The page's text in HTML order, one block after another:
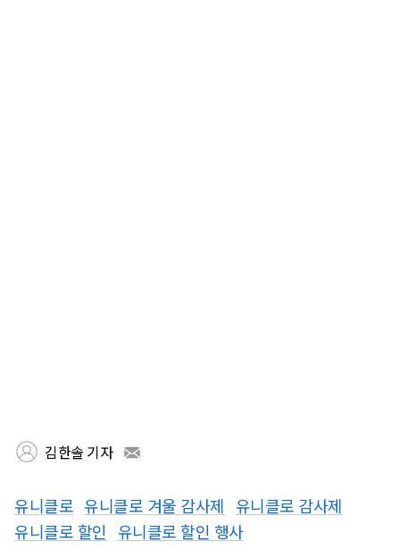
김한솔 기자
유니클로 유니클로 겨울 감사제 유니클로 감사제
유니클로 할인
유니클로 할인 행사